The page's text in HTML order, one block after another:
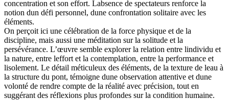
concentration et son effort. Labsence de spectateurs renforce la
notion dun défi personnel, dune confrontation solitaire avec les
éléments.
On perçoit ici une célébration de la force physique et de la
discipline, mais aussi une méditation sur la solitude et la
persévérance. L’œuvre semble explorer la relation entre lindividu et
la nature, entre leffort et la contemplation, entre la performance et
lisolement. Le détail méticuleux des éléments, de la texture de leau à
la structure du pont, témoigne dune observation attentive et dune
volonté de rendre compte de la réalité avec précision, tout en
suggérant des réflexions plus profondes sur la condition humaine.